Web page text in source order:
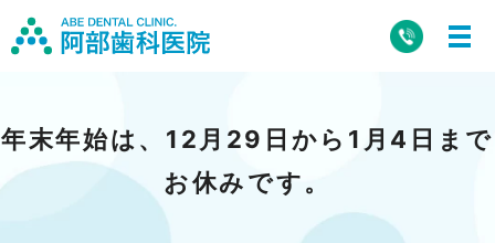
年末年始は、12月29日から1月4日まで
お休みです。